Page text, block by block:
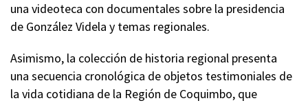
una videoteca con documentales sobre la presidencia
de González Videla y temas regionales.
Asimismo, la colección de historia regional presenta
una secuencia cronológica de objetos testimoniales de
la vida cotidiana de la Región de Coquimbo, que